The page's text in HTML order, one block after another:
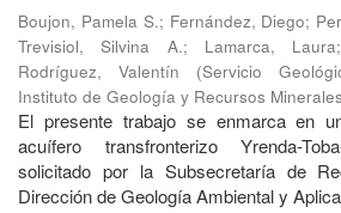
Boujon, Pamela S.; Fernández, Diego;
Trevisiol, Silvina A.; Lamarca, Laura
Rodríguez, Valentín
(Servicio
Instituto de Geología y Recursos Minerales
El presente trabajo se enmarca en
acuífero transfronterizo Yrenda-
solicitado por la Subsecretaría de
Dirección de Geología Ambiental y